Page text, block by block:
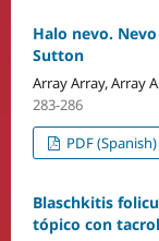
Halo nevo.
Sutton
Array Array, Array
283-286
PDF (Spanish)
Blaschkitis
tópico con